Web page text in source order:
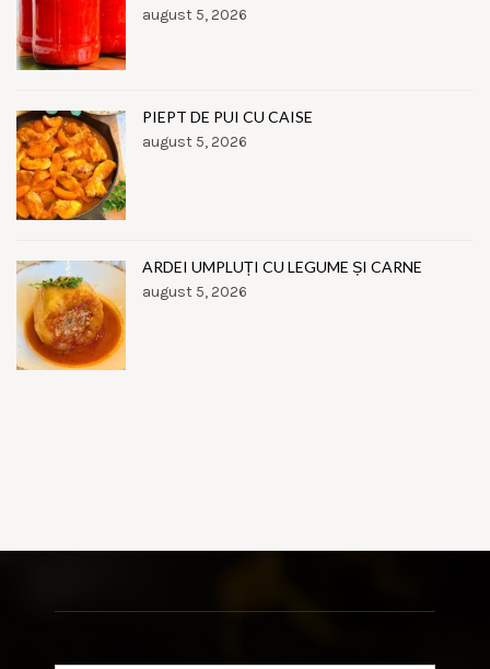
august 5, 2026
PIEPT DE PUI CU CAISE
august 5, 2026
ARDEI UMPLUȚI CU LEGUME ȘI CARNE
august 5, 2026